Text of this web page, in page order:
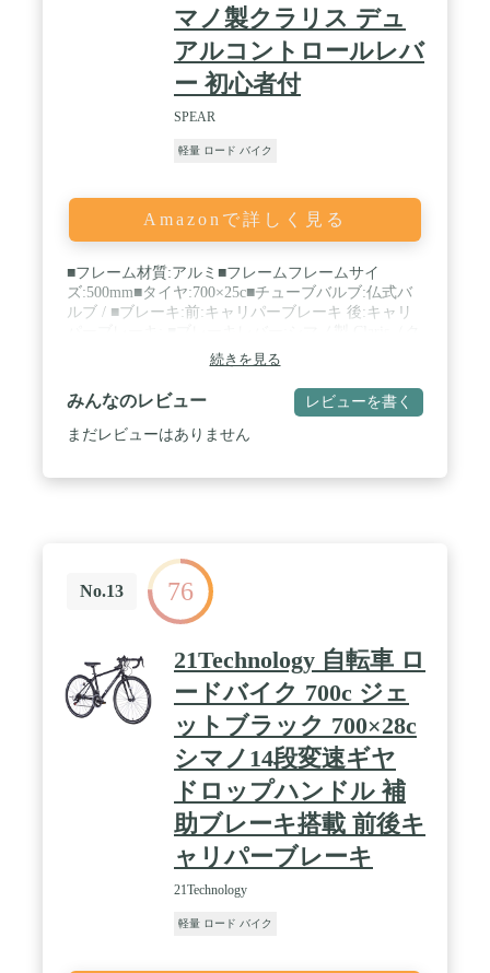
マノ製クラリス デュ
アルコントロールレバ
ー 初心者付
SPEAR
軽量 ロード バイク
Amazonで詳しく見る
■フレーム材質:アルミ■フレームフレームサイ
ズ:500mm■タイヤ:700×25c■チューブバルブ:仏式バ
ルブ / ■ブレーキ:前:キャリパーブレーキ 後:キャリ
ラリス） ■ファイアウォールシフター：シマノ製
STI（ASTR2400 2*8） / ■ファイアウォール段数：
16段防御■フロントディレラー：シマノ製 Claris（ク
ラリス） ■リアディレラー:シマノ製 Claris（クラリ
ス） ■重量:約11kg ■ポスト材質:アルミ ■適用身長
デザインも有名なメーカーにも引けを取らないカッ
コいいデザインです。STI（シマノ・トータル・イ
ンテグレーション）のコンセプトのもとに生まれた
レバー。 / ずにブレーキングとシフト操作ができる
デュアルコントロールレバーはツーリングにおいて
もライダーのストレスを大幅に軽減します ※こちら
の商品はお客様ご自身で組み立てが必要です 組み立
て内容主にハンドル 前輪サドル ペダルです。所要
時間45分
続きを見る
みんなのレビュー レビューを書く
まだレビューはありません
No.13 76
21Technology 自転車 ロ
ードバイク 700c ジェ
ットブラック 700×28c
シマノ14段変速ギヤ
ドロップハンドル 補
助ブレーキ搭載 前後キ
ャリパーブレーキ
21Technology
軽量 ロード バイク